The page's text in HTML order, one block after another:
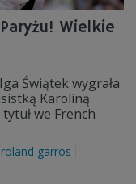
Wielkie
Świątek wygrała
Karoliną
we French
roland garros